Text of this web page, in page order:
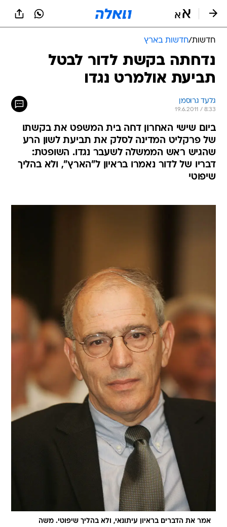
חדשות/חדשות בארץ
נדחתה בקשת לדור לבטל
תביעת אולמרט נגדו
גלעד גרוסמן
19.6.2011 / 8:33
ביום שישי האחרון דחה בית המשפט את בקשתו
של פרקליט המדינה לסלק את תביעת לשון הרע
שהגיש ראש הממשלה לשעבר נגדו. השופטת:
דבריו של לדור נאמרו בראיון ל"הארץ", ולא בהליך
שיפוטי
אמר את הדברים בראיון עיתונאי, ולא בהליך שיפוטי. משה